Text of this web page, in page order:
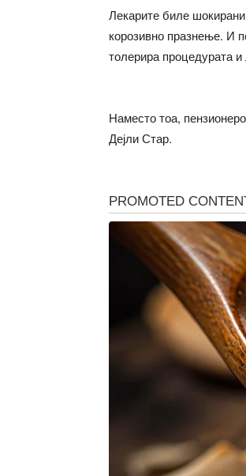
Лекарите биле
корозивно празнење. И
толерира процедурата
Наместо тоа,
Дејли Стар.